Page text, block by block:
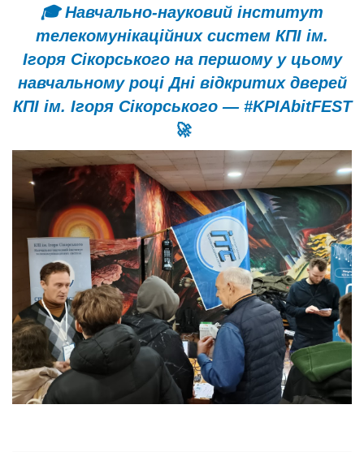
🎓 Навчально-науковий інститут
телекомунікаційних систем КПІ ім.
Ігоря Сікорського на першому у цьому
навчальному році Дні відкритих дверей
КПІ ім. Ігоря Сікорського — #KPIAbitFEST
🚀